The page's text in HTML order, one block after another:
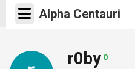
Alpha Centauri
r0by 0